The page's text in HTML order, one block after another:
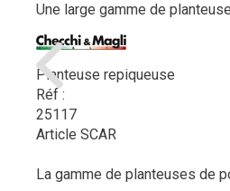
Une large gamme de
Planteuse repiqueuse
Réf :
25117
Article SCAR
La gamme de planteuses de